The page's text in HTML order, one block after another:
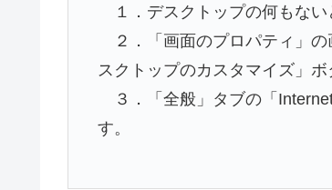
１．デスクトップの何もない
２．「画面のプロパティ」の
スクトップのカスタマイズ」ボ
３．「全般」タブの「
す。